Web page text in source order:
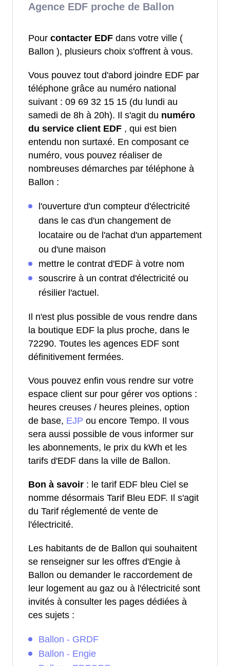
Agence EDF proche de Ballon
Pour contacter EDF dans votre ville (
Ballon ), plusieurs choix s'offrent à vous.
Vous pouvez tout d'abord joindre EDF par
téléphone grâce au numéro national
suivant : 09 69 32 15 15 (du lundi au
samedi de 8h à 20h). Il s'agit du numéro
du service client EDF , qui est bien
entendu non surtaxé. En composant ce
numéro, vous pouvez réaliser de
nombreuses démarches par téléphone à
Ballon :
l'ouverture d'un compteur d'électricité
dans le cas d'un changement de
locataire ou de l'achat d'un appartement
ou d'une maison
mettre le contrat d'EDF à votre nom
souscrire à un contrat d'électricité ou
résilier l'actuel.
Il n'est plus possible de vous rendre dans
la boutique EDF la plus proche, dans le
72290. Toutes les agences EDF sont
définitivement fermées.
Vous pouvez enfin vous rendre sur votre
espace client sur pour gérer vos options :
heures creuses / heures pleines, option
de base, EJP ou encore Tempo. Il vous
sera aussi possible de vous informer sur
les abonnements, le prix du kWh et les
tarifs d'EDF dans la ville de Ballon.
Bon à savoir : le tarif EDF bleu Ciel se
nomme désormais Tarif Bleu EDF. Il s'agit
du Tarif réglementé de vente de
l'électricité.
Les habitants de de Ballon qui souhaitent
se renseigner sur les offres d'Engie à
Ballon ou demander le raccordement de
leur logement au gaz ou à l'électricité sont
invités à consulter les pages dédiées à
ces sujets :
Ballon - GRDF
Ballon - Engie